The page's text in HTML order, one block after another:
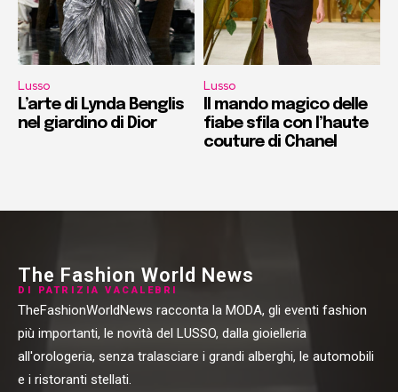
Lusso
L’arte di Lynda Benglis
nel giardino di Dior
Lusso
Il mando magico delle
fiabe sfila con l’haute
couture di Chanel
The Fashion World News
DI PATRIZIA VACALEBRI
TheFashionWorldNews racconta la MODA, gli eventi fashion
più importanti, le novità del LUSSO, dalla gioielleria
all'orologeria, senza tralasciare i grandi alberghi, le automobili
e i ristoranti stellati.